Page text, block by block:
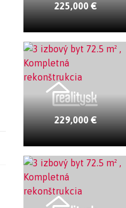
225,000 €
229,000 €